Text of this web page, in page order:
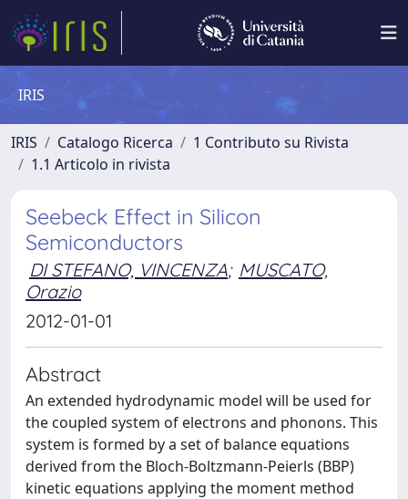
IRIS
IRIS Catalogo Ricerca
1 Contributo su Rivista
1.1 Articolo in rivista
Seebeck Effect in Silicon
Semiconductors
DI STEFANO, VINCENZA; MUSCATO,
Orazio
2012-01-01
Abstract
An extended hydrodynamic model will be used for
the coupled system of electrons and phonons. This
system is formed by a set of balance equations
derived from the Bloch-Boltzmann-Peierls (BBP)
kinetic equations applying the moment method